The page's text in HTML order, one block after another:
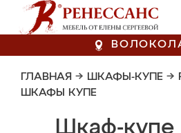
ГЛАВНАЯ → ШКАФЫ-КУПЕ →
ШКАФЫ КУПЕ
Шкаф-купе